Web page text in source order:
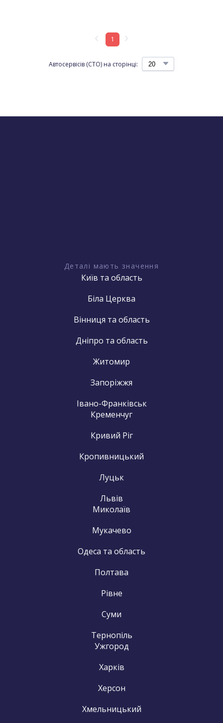
Автосервісів (СТО) на сторінці:
1
Деталі мають значення
Київ та область
Біла Церква
Вінниця та область
Дніпро та область
Житомир
Запоріжжя
Івано-Франківськ
Кременчуг
Кривий Ріг
Кропивницький
Луцьк
Львів
Миколаїв
Мукачево
Одеса та область
Полтава
Рівне
Суми
Тернопіль
Ужгород
Харків
Херсон
Хмельницький